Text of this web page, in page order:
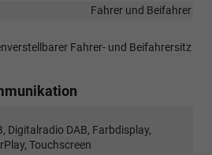
Fahrer und Beifahrer
Fahrer- und Beifahrersitz
Digitalradio DAB, Farbdisplay,
Touchscreen